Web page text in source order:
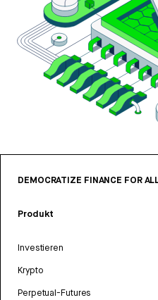
DEMOCRATIZE FINANCE FOR
Produkt
Investieren
Krypto
Perpetual-Futures